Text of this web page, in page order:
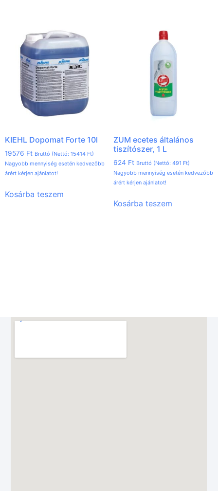
KIEHL Dopomat Forte 10l
19576 Ft Bruttó (Nettó: 15414 Ft)
Nagyobb mennyiség esetén kedvezőbb
árért kérjen ajánlatot!
Kosárba teszem
ZUM ecetes általános
tiszítószer, 1 L
624 Ft Bruttó (Nettó: 491 Ft)
Nagyobb mennyiség esetén kedvezőbb
árért kérjen ajánlatot!
Kosárba teszem